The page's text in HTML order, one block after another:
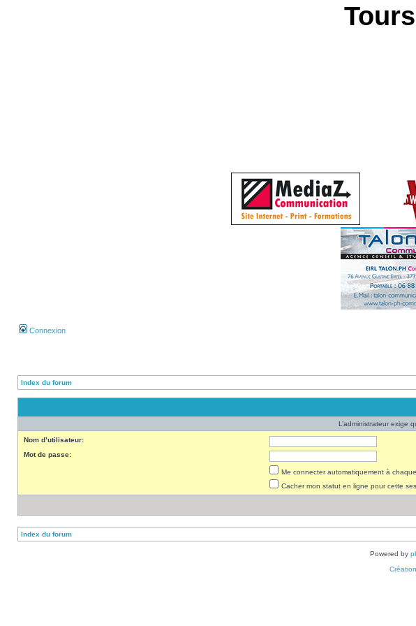
Connexion
Index du forum
L’administrateur exige
Nom d’utilisateur:
Mot de passe:
Me connecter automatiquement à
Cacher mon statut en ligne pour cette
Index du forum
Powered by